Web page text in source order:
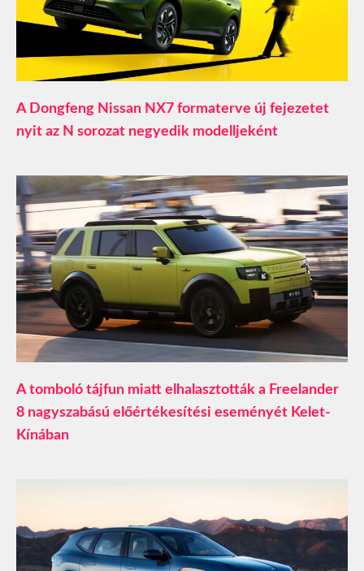
A Dongfeng Nissan NX7 formaterve új fejezetet
nyit az N sorozat negyedik modelljeként
A tomboló tájfun miatt elhalasztották a Freelander
8 nagyszabású előértékesítési eseményét Kelet-
Kínában